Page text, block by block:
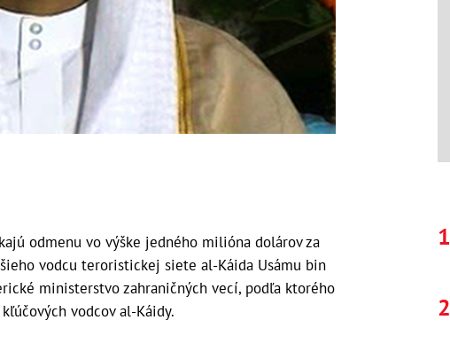
odmenu vo výške jedného milióna dolárov za
vodcu teroristickej siete al-Káida Usámu bin
ministerstvo zahraničných vecí, podľa ktorého
vodcov al-Káidy.